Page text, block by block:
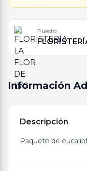
Puesto
Información
Descripción
Paquete de